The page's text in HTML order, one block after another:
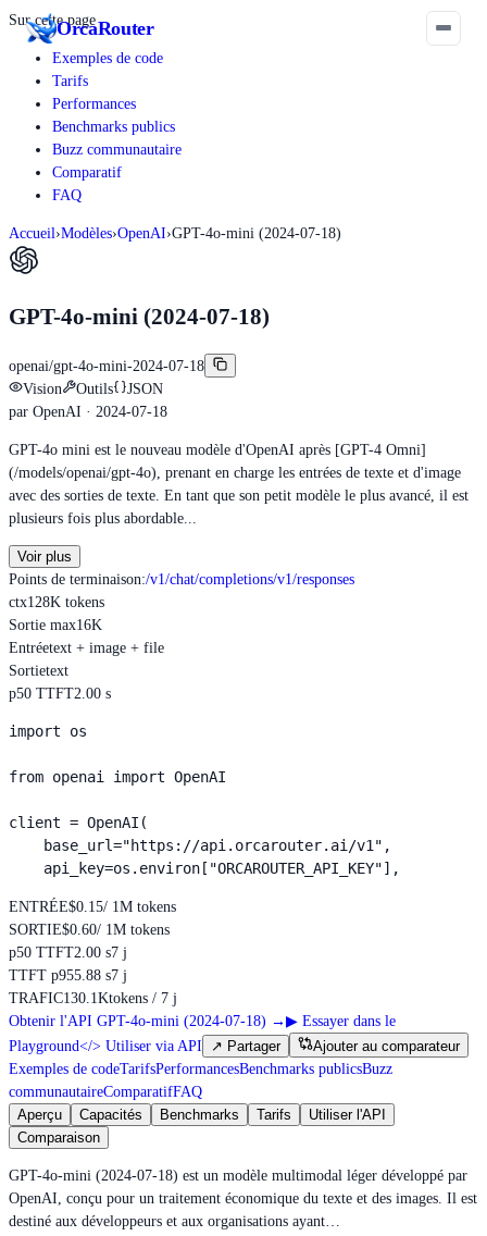
OrcaRouter
Sur cette page
Exemples de code
Tarifs
Performances
Benchmarks publics
Buzz communautaire
Comparatif
FAQ
Accueil›Modèles›OpenAI›GPT-4o-mini (2024-07-18)
GPT-4o-mini (2024-07-18)
openai/gpt-4o-mini-2024-07-18
Vision
Outils
JSON
par OpenAI · 2024-07-18
GPT-4o mini est le nouveau modèle d'OpenAI après [GPT-4 Omni]
(/models/openai/gpt-4o), prenant en charge les entrées de texte et d'image
avec des sorties de texte. En tant que son petit modèle le plus avancé, il est
plusieurs fois plus abordable...
Voir plus
Points de terminaison:/v1/chat/completions/v1/responses
ctx128K tokens
Sortie max16K
Entréetext + image + file
Sortietext
p50 TTFT2.00 s
import os
from openai import OpenAI
client = OpenAI(
    base_url="https://api.orcarouter.ai/v1",
    api_key=os.environ["ORCAROUTER_API_KEY"],
ENTRÉE$0.15/ 1M tokens
SORTIE$0.60/ 1M tokens
p50 TTFT2.00 s7 j
TTFT p955.88 s7 j
TRAFIC130.1Ktokens / 7 j
Obtenir l'API GPT-4o-mini (2024-07-18) → ▶ Essayer dans le
Playground</> Utiliser via API ↗ Partager
Ajouter au comparateur
Exemples de codeTarifsPerformancesBenchmarks publicsBuzz
communautaireComparatifFAQ
Aperçu
Capacités Benchmarks Tarifs
Utiliser l'API
Comparaison
GPT-4o-mini (2024-07-18) est un modèle multimodal léger développé par
OpenAI, conçu pour un traitement économique du texte et des images. Il est
destiné aux développeurs et aux organisations ayant…